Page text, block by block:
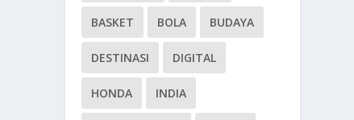
BASKET BOLA BUDAYA
DESTINASI DIGITAL
HONDA INDIA